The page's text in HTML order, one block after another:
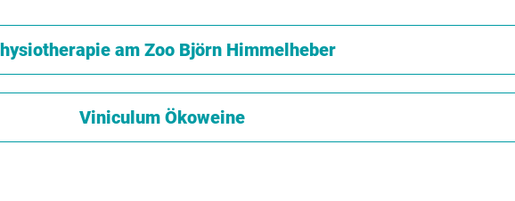
am Zoo Björn Himmelheber
Viniculum Ökoweine